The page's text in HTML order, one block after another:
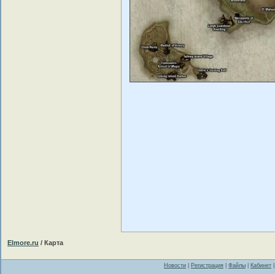
Elmore.ru / Карта
Новости Регистрация Файлы Кабинет